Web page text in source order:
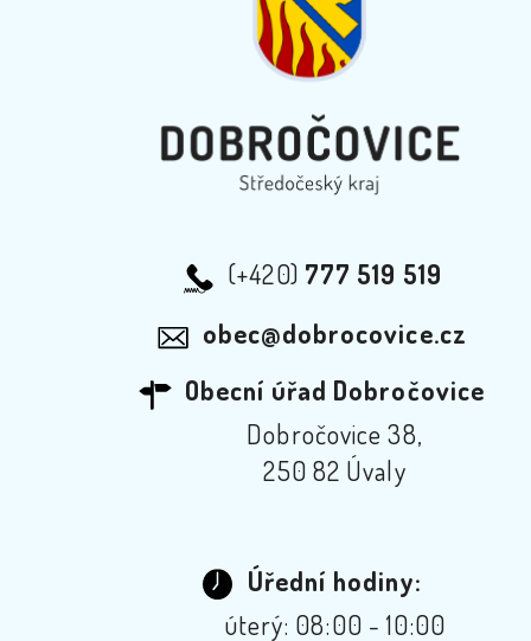
(+420) 777 519 519
obec@dobrocovice.cz
Obecní úřad Dobročovice
Dobročovice 38,
250 82 Úvaly
Úřední hodiny:
úterý: 08:00 - 10:00